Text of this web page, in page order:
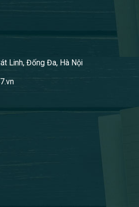
Linh, Đống Đa, Hà Nội